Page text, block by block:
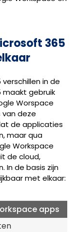
365
in de
maakt gebruik
Worspace
van deze
de applicaties
maar qua
Workspace
de cloud,
In de basis zijn
met elkaar:
apps